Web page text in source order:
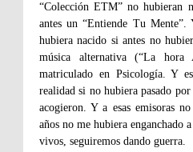
“Colección ETM” no hubieran
antes un “Entiende Tu
hubiera nacido si antes no
música alternativa (“La
matriculado en Psicología. Y
realidad si no hubiera pasado
acogieron. Y a esas emisoras
años no me hubiera enganchado
vivos, seguiremos dando guerra.